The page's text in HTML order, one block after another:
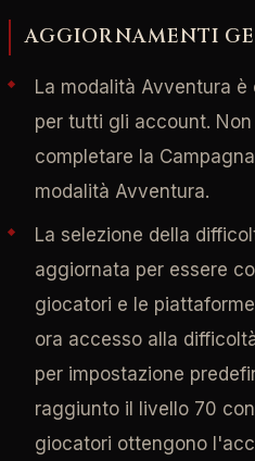
AGGIORNAMENTI
La modalità Avventura
per tutti gli account.
completare la
modalità Avventura.
La selezione della
aggiornata per essere
giocatori e le
ora accesso alla
per impostazione
raggiunto il livello 70
giocatori ottengono